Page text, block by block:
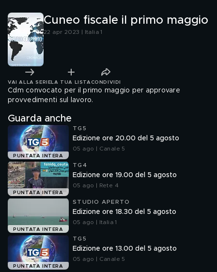
Cuneo fiscale il primo maggio
22 apr 2023 | Italia 1
VAI ALLA SERIE LA TUA LISTA CONDIVIDI
Cdm convocato per il primo maggio per approvare
provvedimenti sul lavoro.
Guarda anche
PUNTATA INTERA
TG5
Edizione ore 20.00 del 5 agosto
05 ago | Canale 5
PUNTATA INTERA
TG4
Edizione ore 19.00 del 5 agosto
05 ago | Rete 4
PUNTATA INTERA
STUDIO APERTO
Edizione ore 18.30 del 5 agosto
05 ago | Italia 1
PUNTATA INTERA
TG5
Edizione ore 13.00 del 5 agosto
05 ago | Canale 5